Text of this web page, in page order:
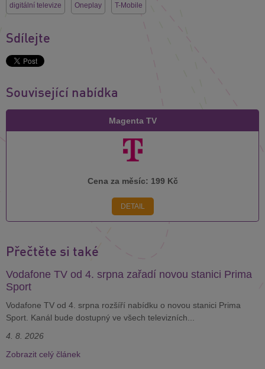
digitální televize Oneplay T-Mobile
Sdílejte
Související nabídka
Magenta TV
Cena za měsíc: 199 Kč
DETAIL
Přečtěte si také
Vodafone TV od 4. srpna zařadí novou stanici Prima
Sport
Vodafone TV od 4. srpna rozšíří nabídku o novou stanici Prima
Sport. Kanál bude dostupný ve všech televizních...
4. 8. 2026
Zobrazit celý článek